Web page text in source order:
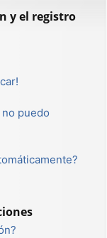
y el registro
puedo